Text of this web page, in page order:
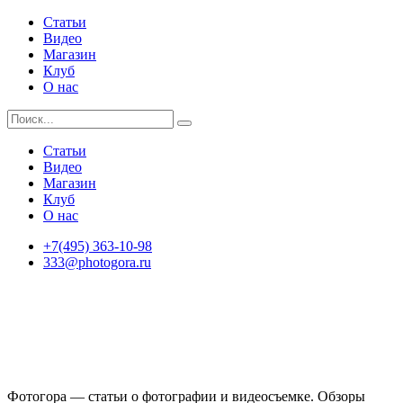
Статьи
Видео
Магазин
Клуб
О нас
Статьи
Видео
Магазин
Клуб
О нас
+7(495) 363-10-98
333@photogora.ru
Фотогора — статьи о фотографии и видеосъемке. Обзоры